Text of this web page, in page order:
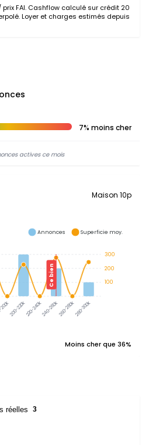
FAI. Cashflow calculé sur crédit 20
Loyer et charges estimés depuis
7% moins cher
actives ce mois
Maison 10p
200-220k220-240k240-260k260-280k280-300k
Ce bien
300
200
100
Annonces Superficie moy.
Moins cher que 36%
réelles 3